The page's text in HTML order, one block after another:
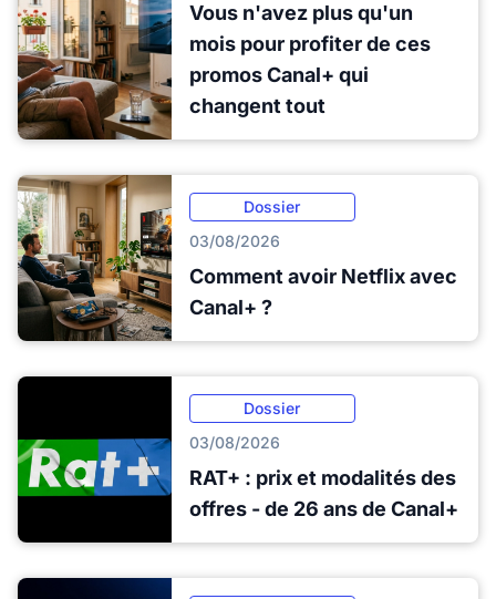
Vous n'avez plus qu'un
mois pour profiter de ces
promos Canal+ qui
changent tout
Dossier
03/08/2026
Comment avoir Netflix avec
Canal+ ?
Dossier
03/08/2026
RAT+ : prix et modalités des
offres - de 26 ans de Canal+